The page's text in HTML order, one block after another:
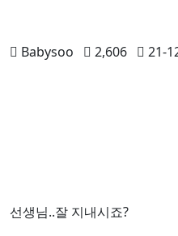
Babysoo 2,606
21-
선생님..잘 지내시죠?